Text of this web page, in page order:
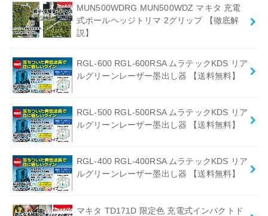
MUN500WDRG MUN500WDZ マキタ 充電
式ポールヘッジトリマ 2グリップ 【徹底解
説】
RGL-600 RGL-600RSA ムラテックKDS リア
ルグリーンレーザー墨出し器 【送料無料】
RGL-500 RGL-500RSA ムラテックKDS リア
ルグリーンレーザー墨出し器 【送料無料】
RGL-400 RGL-400RSA ムラテックKDS リア
ルグリーンレーザー墨出し器 【送料無料】
マキタ TD171D 限定色 充電式インパクトド